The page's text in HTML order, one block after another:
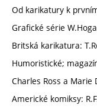
Od karikatury k
Grafické série
Britská karikatura:
Humoristické;
Charles Ross a Marie
Americké komiksy: